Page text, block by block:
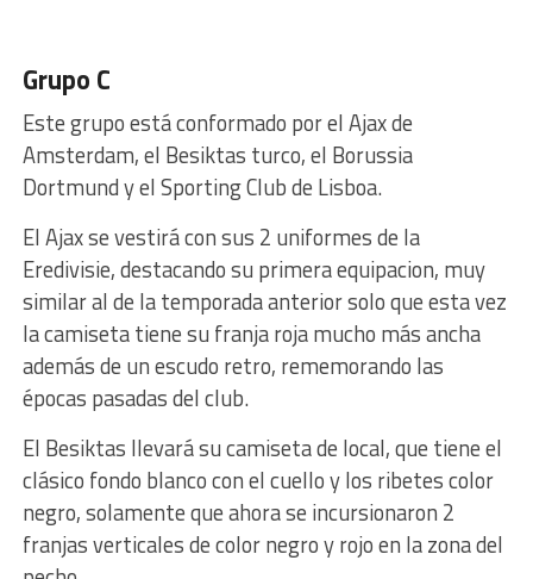
Grupo C
Este grupo está conformado por el Ajax de
Amsterdam, el Besiktas turco, el Borussia
Dortmund y el Sporting Club de Lisboa.
El Ajax se vestirá con sus 2 uniformes de la
Eredivisie, destacando su primera equipacion, muy
similar al de la temporada anterior solo que esta vez
la camiseta tiene su franja roja mucho más ancha
además de un escudo retro, rememorando las
épocas pasadas del club.
El Besiktas llevará su camiseta de local, que tiene el
clásico fondo blanco con el cuello y los ribetes color
negro, solamente que ahora se incursionaron 2
franjas verticales de color negro y rojo en la zona del